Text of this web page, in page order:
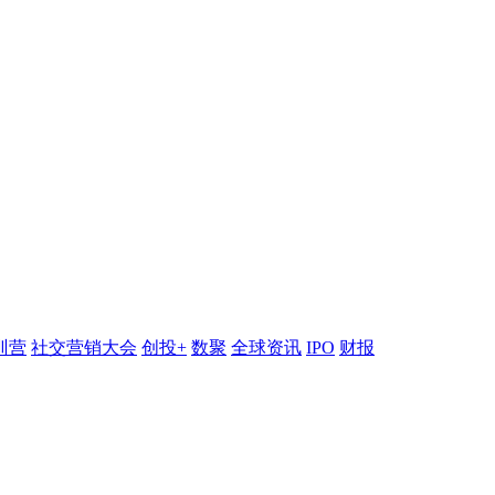
营 社交营销大会 创投+ 数聚 全球资讯 IPO 财报